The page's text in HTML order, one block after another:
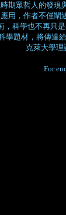
期眾哲人的發
用，作者不僅
，科學也不再只
學題材，將傳達
克萊大學理
For